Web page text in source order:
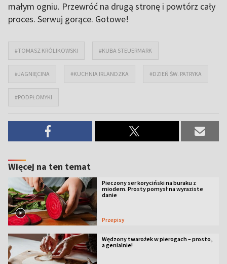
małym ogniu. Przewróć na drugą stronę i powtórz cały
proces. Serwuj gorące. Gotowe!
#TOMASZ KRÓLIKOWSKI #KUBA STEUERMARK
#JAGNIĘCINA #KUCHNIA IRLANDZKA #DZIEŃ ŚW. PATRYKA
#PODPŁOMYKI
Więcej na ten temat
Pieczony ser koryciński na buraku z
miodem. Prosty pomysł na wyraziste
danie
Przepisy
Wędzony twarożek w pierogach – prosto,
a genialnie!